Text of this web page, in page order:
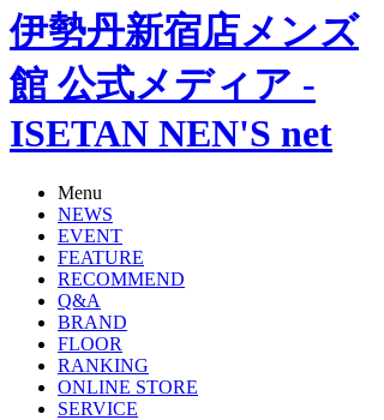
伊勢丹新宿店メンズ
館 公式メディア -
ISETAN NEN'S net
Menu
NEWS
EVENT
FEATURE
RECOMMEND
Q&A
BRAND
FLOOR
RANKING
ONLINE STORE
SERVICE